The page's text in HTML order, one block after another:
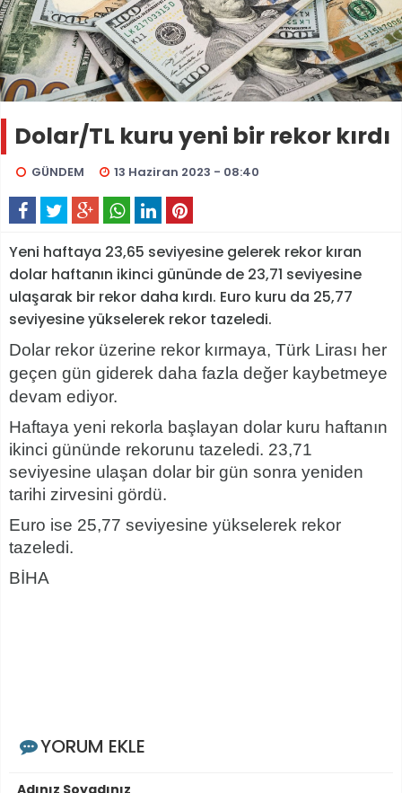
Dolar/TL kuru yeni bir rekor kırdı
GÜNDEM 13 Haziran 2023 - 08:40
Yeni haftaya 23,65 seviyesine gelerek rekor kıran
dolar haftanın ikinci gününde de 23,71 seviyesine
ulaşarak bir rekor daha kırdı. Euro kuru da 25,77
seviyesine yükselerek rekor tazeledi.
Dolar rekor üzerine rekor kırmaya, Türk Lirası her
geçen gün giderek daha fazla değer kaybetmeye
devam ediyor.
Haftaya yeni rekorla başlayan dolar kuru haftanın
ikinci gününde rekorunu tazeledi. 23,71
seviyesine ulaşan dolar bir gün sonra yeniden
tarihi zirvesini gördü.
Euro ise 25,77 seviyesine yükselerek rekor
tazeledi.
BİHA
YORUM EKLE
Adınız Soyadınız